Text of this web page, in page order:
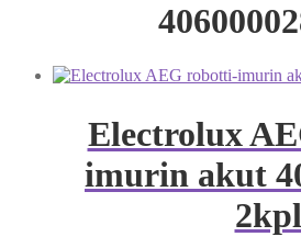
Electrolux
imurin akut
2kpl